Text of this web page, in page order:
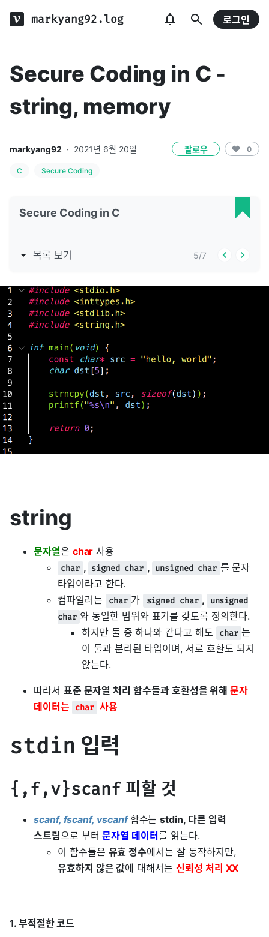
markyang92.log 로그인
Secure Coding in C -
string, memory
markyang92 · 2021년 6월 20일 팔로우 0
C Secure Coding
Secure Coding in C
목록 보기 5/7
string
문자열은 char 사용
char , signed char , unsigned char 를 문자
타입이라고 한다.
컴파일러는
char 가 signed char ,
unsigned
char 와 동일한 범위와 표기를 갖도록 정의한다.
하지만 둘 중 하나와 같다고 해도
char 는
이 둘과 분리된 타입이며, 서로 호환도 되지
않는다.
따라서 표준 문자열 처리 함수들과 호환성을 위해문자
데이터는
char 사용
stdin 입력
{,f,v}scanf 피할 것
scanf, fscanf, vscanf함수는stdin, 다른 입력
스트림으로 부터문자열 데이터 를 읽는다.
이 함수들은 유효 정수에서는 잘 동작하지만,
유효하지 않은 값에 대해서는 신뢰성 처리 XX
1. 부적절한 코드